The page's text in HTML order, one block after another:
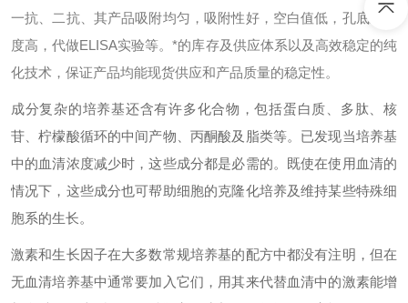
一抗、二抗、其产品吸附均匀，吸附性好，空白值低，孔底透明
度高，代做ELISA实验等。*的库存及供应体系以及高效稳定的纯
化技术，保证产品均能现货供应和产品质量的稳定性。
成分复杂的培养基还含有许多化合物，包括蛋白质、多肽、核
苷、柠檬酸循环的中间产物、丙酮酸及脂类等。已发现当培养基
中的血清浓度减少时，这些成分都是必需的。既使在使用血清的
情况下，这些成分也可帮助细胞的克隆化培养及维持某些特殊细
胞系的生长。
激素和生长因子在大多数常规培养基的配方中都没有注明，但在
无血清培养基中通常要加入它们，用其来代替血清中的激素能增